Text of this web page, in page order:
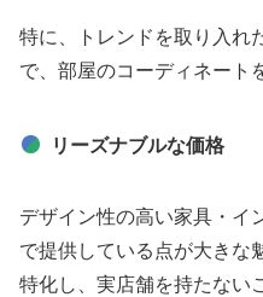
特に、トレンドを取り入れ
で、部屋のコーディネート
リーズナブルな価格
デザイン性の高い家具・イ
で提供している点が大きな
特化し、実店舗を持たない